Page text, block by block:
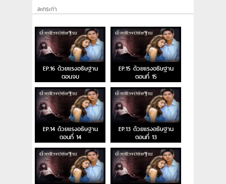
ละครเก่า
EP.16 ด้วยแรงอธิษฐาน
ตอนจบ
EP.15 ด้วยแรงอธิษฐาน
ตอนที่ 15
EP.14 ด้วยแรงอธิษฐาน
ตอนที่ 14
EP.13 ด้วยแรงอธิษฐาน
ตอนที่ 13